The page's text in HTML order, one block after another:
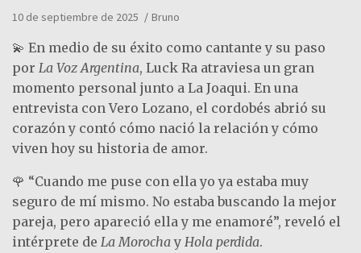
10 de septiembre de 2025 Bruno
💫 En medio de su éxito como cantante y su paso
por La Voz Argentina, Luck Ra atraviesa un gran
momento personal junto a La Joaqui. En una
entrevista con Vero Lozano, el cordobés abrió su
corazón y contó cómo nació la relación y cómo
viven hoy su historia de amor.
🌹 “Cuando me puse con ella yo ya estaba muy
seguro de mí mismo. No estaba buscando la mejor
pareja, pero apareció ella y me enamoré”, reveló el
intérprete de La Morochay Hola perdida.